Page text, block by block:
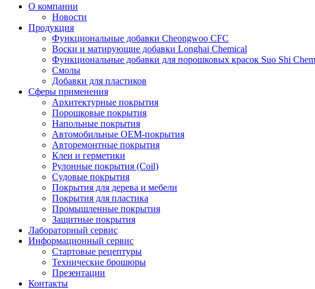
О компании
Новости
Продукция
Функциональные добавки Cheongwoo СFC
Воски и матирующие добавки Longhai Chemical
Функциональные добавки для порошковых красок Suo Shi
Смолы
Добавки для пластиков
Сферы применения
Архитектурные покрытия
Порошковые покрытия
Напольные покрытия
Автомобильные ОЕМ-покрытия
Авторемонтные покрытия
Клеи и герметики
Рулонные покрытия (Coil)
Судовые покрытия
Покрытия для дерева и мебели
Покрытия для пластика
Промышленные покрытия
Защитные покрытия
Лабораторный сервис
Информационный сервис
Стартовые рецептуры
Технические брошюры
Презентации
Контакты